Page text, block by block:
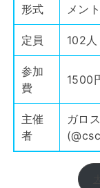
形式
メン
定員 102人
参加
費
1500
主催
者
ガロ
(